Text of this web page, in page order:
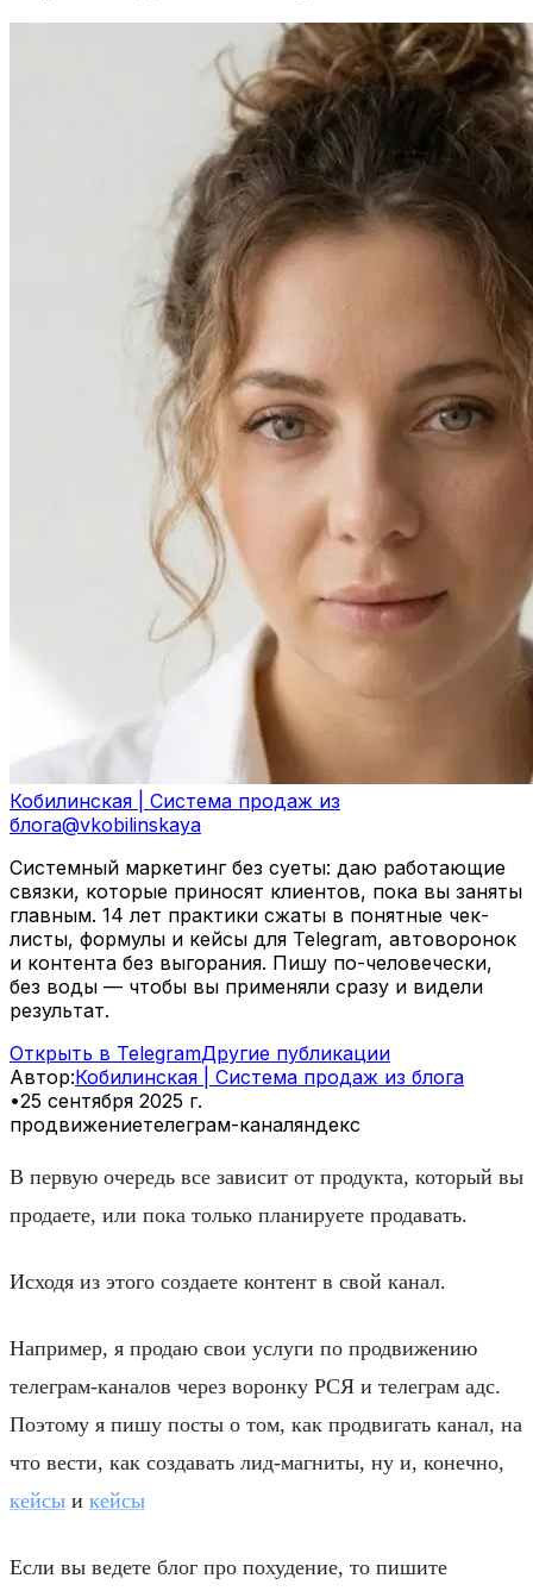
Кобилинская | Система продаж из
блога@vkobilinskaya
Системный маркетинг без суеты: даю работающие
связки, которые приносят клиентов, пока вы заняты
главным. 14 лет практики сжаты в понятные чек-
листы, формулы и кейсы для Telegram, автоворонок
и контента без выгорания. Пишу по-человечески,
без воды — чтобы вы применяли сразу и видели
результат.
Открыть в TelegramДругие публикации
Автор:Кобилинская | Система продаж из блога
•25 сентября 2025 г.
продвижениетелеграм-каналяндекс
В первую очередь все зависит от продукта, который вы
продаете, или пока только планируете продавать.
Исходя из этого создаете контент в свой канал.
Например, я продаю свои услуги по продвижению
телеграм-каналов через воронку РСЯ и телеграм адс.
Поэтому я пишу посты о том, как продвигать канал, на
что вести, как создавать лид-магниты, ну и, конечно,
кейсы и кейсы
Если вы ведете блог про похудение, то пишите